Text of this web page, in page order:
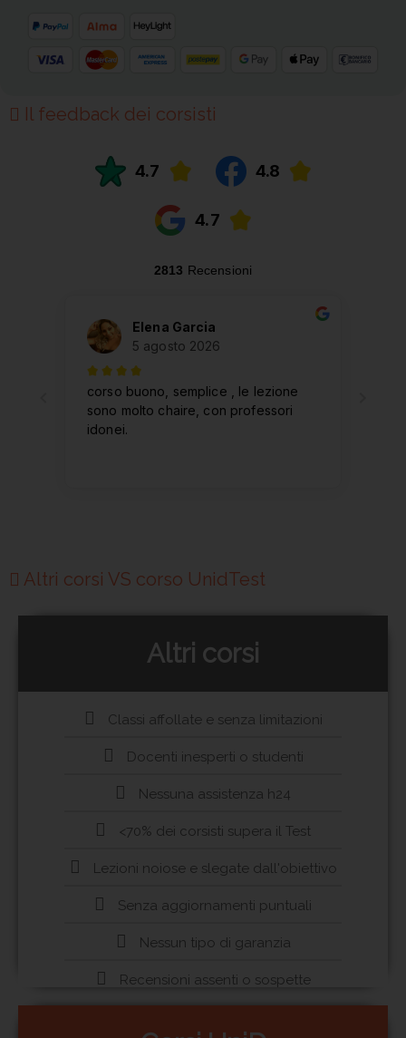
Il feedback dei corsisti
Altri corsi VS corso UnidTest
Altri corsi
Classi affollate e senza limitazioni
Docenti inesperti o studenti
Nessuna assistenza h24
<70% dei corsisti supera il Test
Lezioni noiose e slegate dall'obiettivo
Senza aggiornamenti puntuali
Nessun tipo di garanzia
Recensioni assenti o sospette